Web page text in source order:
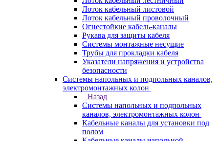
Лоток кабельный листовой
Лоток кабельный проволочный
Огнестойкие кабель-каналы
Рукава для защиты кабеля
Системы монтажные несущие
Трубы для прокладки кабеля
Указатели напряжения и устройства
безопасности
Системы напольных и подпольных каналов,
электромонтажных колон
Назад
Системы напольных и подпольных
каналов, электромонтажных колон
Кабельные каналы для установки под
полом